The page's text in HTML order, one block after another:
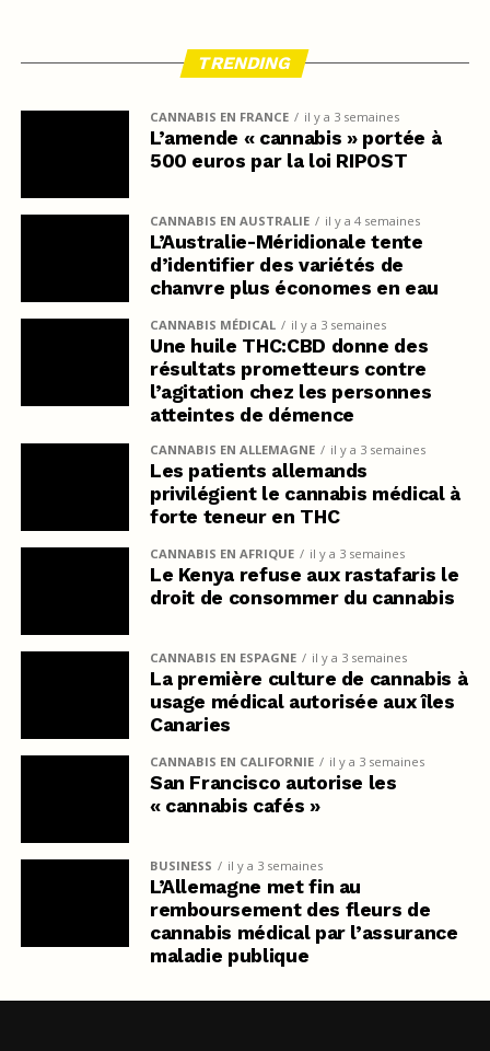
TRENDING
CANNABIS EN FRANCE il y a 3 semaines
L’amende « cannabis » portée à
500 euros par la loi RIPOST
CANNABIS EN AUSTRALIE il y a 4 semaines
L’Australie-Méridionale tente
d’identifier des variétés de
chanvre plus économes en eau
CANNABIS MÉDICAL il y a 3 semaines
Une huile THC:CBD donne des
résultats prometteurs contre
l’agitation chez les personnes
atteintes de démence
CANNABIS EN ALLEMAGNE il y a 3 semaines
Les patients allemands
privilégient le cannabis médical à
forte teneur en THC
CANNABIS EN AFRIQUE il y a 3 semaines
Le Kenya refuse aux rastafaris le
droit de consommer du cannabis
CANNABIS EN ESPAGNE il y a 3 semaines
La première culture de cannabis à
usage médical autorisée aux îles
Canaries
CANNABIS EN CALIFORNIE il y a 3 semaines
San Francisco autorise les
« cannabis cafés »
BUSINESS il y a 3 semaines
L’Allemagne met fin au
remboursement des fleurs de
cannabis médical par l’assurance
maladie publique